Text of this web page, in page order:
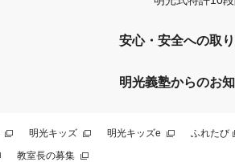
安心・安全への取
明光義塾からのお
明光キッズ 明光キッズe ふれたび
教室長の募集